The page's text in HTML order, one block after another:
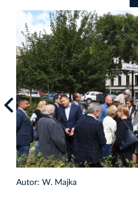
Autor: W. Majka